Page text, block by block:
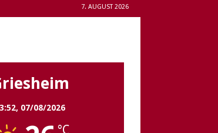
7. AUGUST 2026
07/08/2026
°C